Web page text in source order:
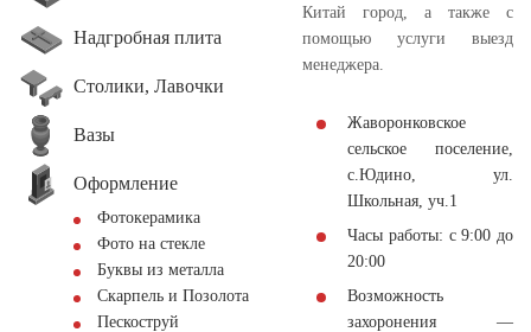
Надгробная плита
Столики, Лавочки
Вазы
Оформление
Фотокерамика
Фото на стекле
Буквы из металла
Скарпель и Позолота
Пескоструй
Китай город, а также с
помощью услуги выезд
менеджера.
Жаворонковское
сельское поселение,
с.Юдино, ул.
Школьная, уч.1
Часы работы: с 9:00 до
20:00
Возможность
захоронения —